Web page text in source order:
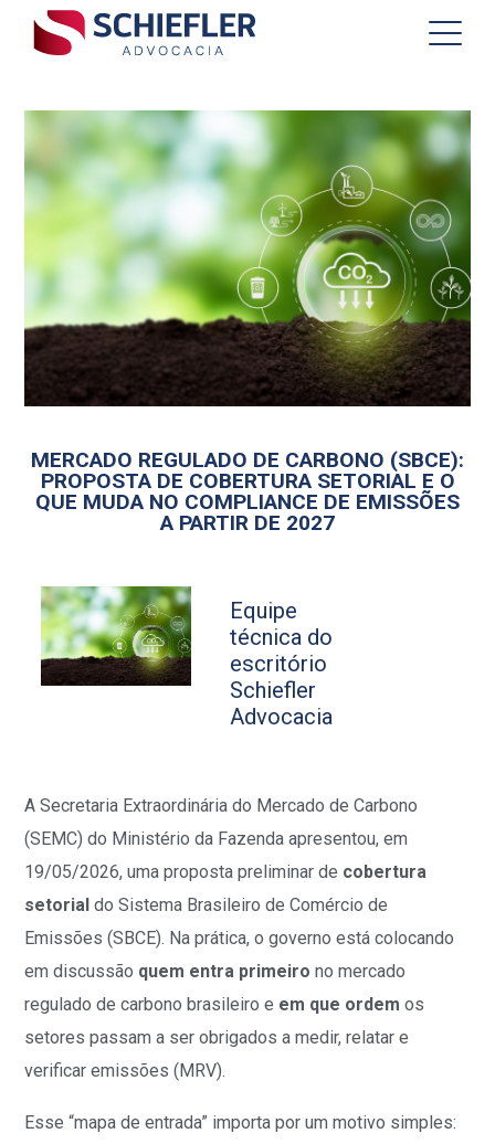
MERCADO REGULADO DE CARBONO (SBCE):
PROPOSTA DE COBERTURA SETORIAL E O
QUE MUDA NO COMPLIANCE DE EMISSÕES
A PARTIR DE 2027
Equipe
técnica do
escritório
Schiefler
Advocacia
A Secretaria Extraordinária do Mercado de Carbono
(SEMC) do Ministério da Fazenda apresentou, em
19/05/2026, uma proposta preliminar de cobertura
setorial do Sistema Brasileiro de Comércio de
Emissões (SBCE). Na prática, o governo está colocando
em discussão quem entra primeiro no mercado
regulado de carbono brasileiro e em que ordem os
setores passam a ser obrigados a medir, relatar e
verificar emissões (MRV).
Esse “mapa de entrada” importa por um motivo simples: